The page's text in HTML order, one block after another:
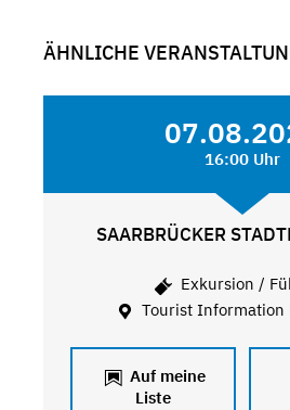
ÄHNLICHE
16:00 Uhr
SAARBRÜCKER
Exkursion /
Tourist Information
Auf meine
Liste